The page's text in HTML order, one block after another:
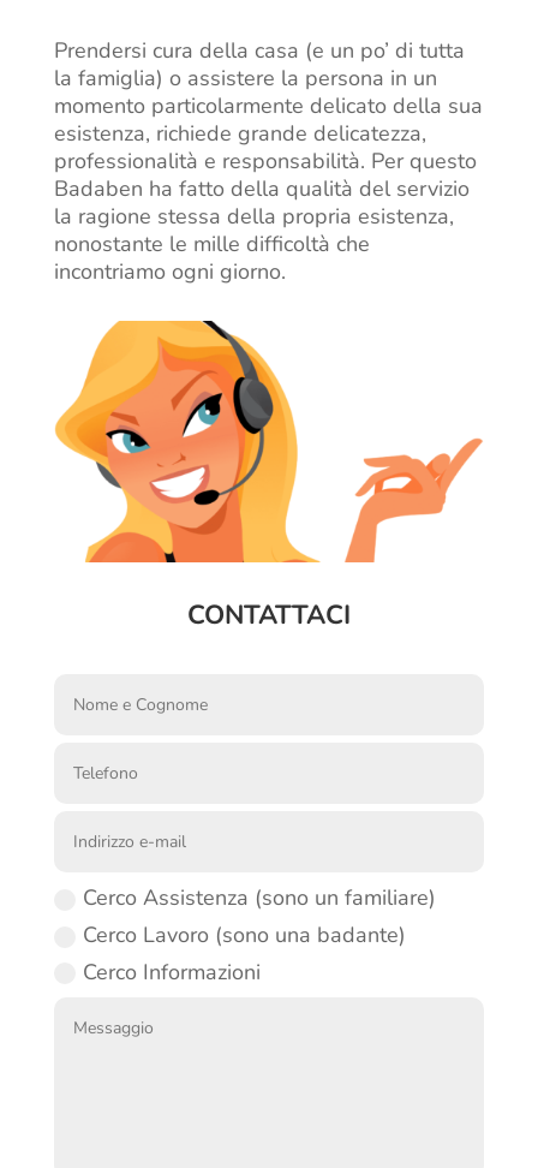
Prendersi cura della casa (e un po’ di tutta
la famiglia) o assistere la persona in un
momento particolarmente delicato della sua
esistenza, richiede grande delicatezza,
professionalità e responsabilità. Per questo
Badaben ha fatto della qualità del servizio
la ragione stessa della propria esistenza,
nonostante le mille difficoltà che
incontriamo ogni giorno.
CONTATTACI
Cerco Assistenza (sono un familiare)
Cerco Lavoro (sono una badante)
Cerco Informazioni